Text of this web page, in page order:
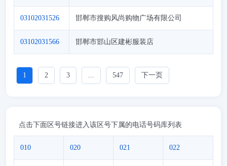
03102031526 邯郸市搜购风尚购物广场有限公司
03102031566 邯郸市邯山区建彬服装店
1 2 3 ... 547 下一页
点击下面区号链接进入该区号下属的电话号码库列表
010 020 021 022